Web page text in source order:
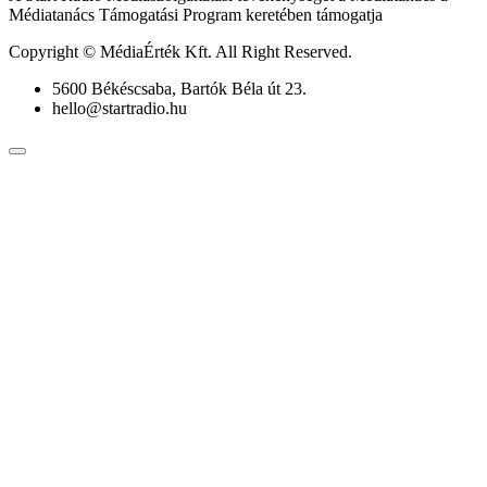
Médiatanács Támogatási Program keretében támogatja
Copyright © MédiaÉrték Kft. All Right Reserved.
5600 Békéscsaba, Bartók Béla út 23.
hello@startradio.hu